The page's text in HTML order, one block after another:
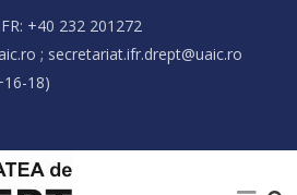
+40 232 201272
; secretariat.ifr.drept@uaic.ro
18)